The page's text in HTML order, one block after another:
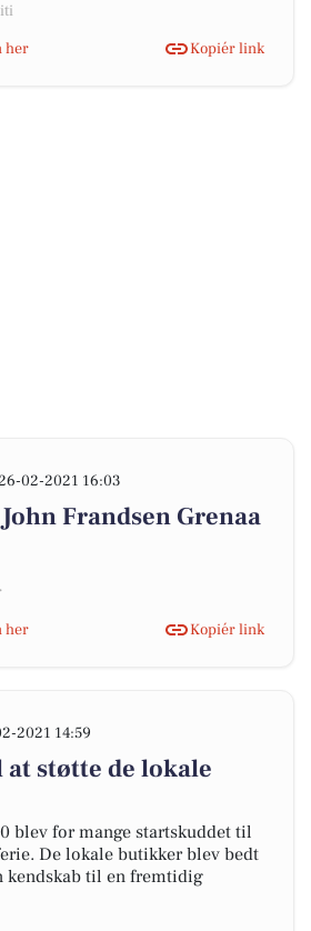
her
Kopiér link
02-2021 16:03
Frandsen Grenaa
her
Kopiér link
2021 14:59
støtte de lokale
blev for mange startskuddet til
De lokale butikker blev bedt
kendskab til en fremtidig